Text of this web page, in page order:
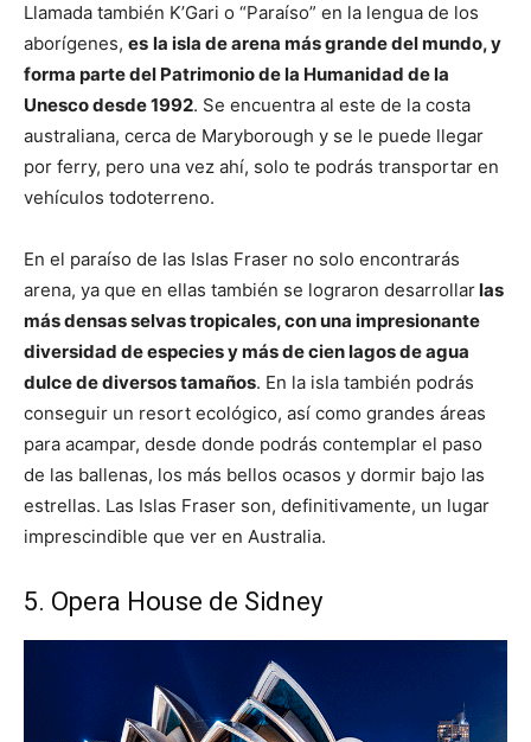
Llamada también K’Gari o “Paraíso” en la lengua de los
aborígenes, es la isla de arena más grande del mundo, y
forma parte del Patrimonio de la Humanidad de la
Unesco desde 1992. Se encuentra al este de la costa
australiana, cerca de Maryborough y se le puede llegar
por ferry, pero una vez ahí, solo te podrás transportar en
vehículos todoterreno.
En el paraíso de las Islas Fraser no solo encontrarás
arena, ya que en ellas también se lograron desarrollarlas
más densas selvas tropicales, con una impresionante
diversidad de especies y más de cien lagos de agua
dulce de diversos tamaños. En la isla también podrás
conseguir un resort ecológico, así como grandes áreas
para acampar, desde donde podrás contemplar el paso
de las ballenas, los más bellos ocasos y dormir bajo las
estrellas. Las Islas Fraser son, definitivamente, un lugar
imprescindible que ver en Australia.
5. Opera House de Sidney